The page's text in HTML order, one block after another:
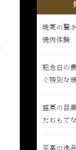
晩夏の驚
焼肉体験
記念日の
ぐ特別な
盛夏の目
たおもて